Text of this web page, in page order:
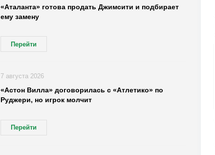
«Аталанта» готова продать Джимсити и подбирает
ему замену
Перейти
«Астон Вилла» договорилась с «Атлетико» по
Руджери, но игрок молчит
Перейти
7 августа 2026